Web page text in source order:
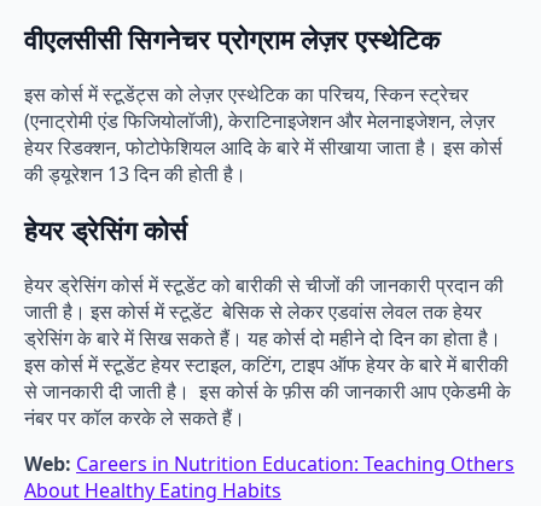
वीएलसीसी सिगनेचर प्रोग्राम लेज़र एस्थेटिक
इस कोर्स में स्टूडेंट्स को लेज़र एस्थेटिक का परिचय, स्किन स्ट्रेचर
(एनाट्रोमी एंड फिजियोलॉजी), केराटिनाइजेशन और मेलनाइजेशन, लेज़र
हेयर रिडक्शन, फोटोफेशियल आदि के बारे में सीखाया जाता है। इस कोर्स
की ड्यूरेशन 13 दिन की होती है।
हेयर ड्रेसिंग कोर्स
हेयर ड्रेसिंग कोर्स में स्टूडेंट को बारीकी से चीजों की जानकारी प्रदान की
जाती है। इस कोर्स में स्टूडेंट बेसिक से लेकर एडवांस लेवल तक हेयर
ड्रेसिंग के बारे में सिख सकते हैं। यह कोर्स दो महीने दो दिन का होता है।
इस कोर्स में स्टूडेंट हेयर स्टाइल, कटिंग, टाइप ऑफ हेयर के बारे में बारीकी
से जानकारी दी जाती है। इस कोर्स के फ़ीस की जानकारी आप एकेडमी के
नंबर पर कॉल करके ले सकते हैं।
Web: Careers in Nutrition Education: Teaching Others
About Healthy Eating Habits